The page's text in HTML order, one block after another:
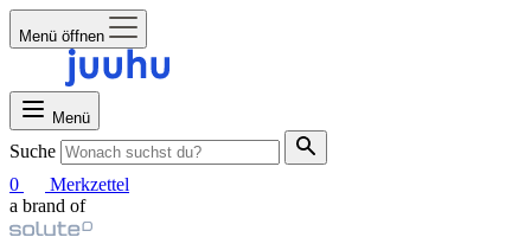
Menü öffnen
Menü
Suche
0
Merkzettel
a brand of